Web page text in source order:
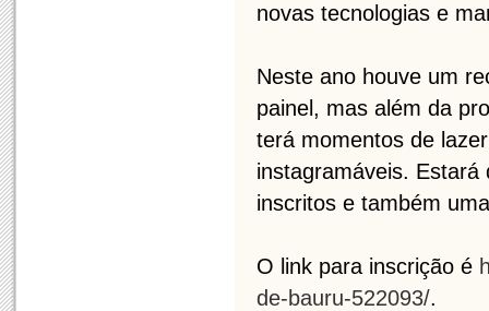
novas tecnologias e
Neste ano houve um
painel, mas além da
terá momentos de
instagramáveis.
inscritos e também
O link para inscrição é
de-bauru-522093/.